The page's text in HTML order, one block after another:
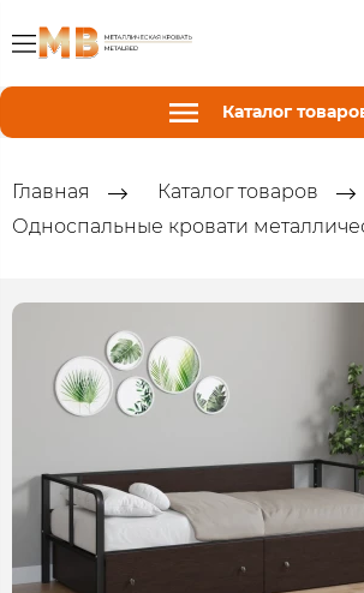
Каталог
Главная
Каталог товаров
Односпальные кровати